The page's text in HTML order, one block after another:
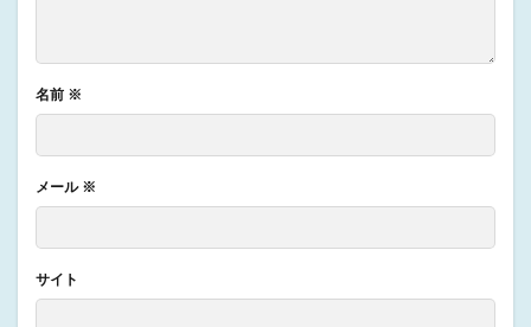
名前 ※
メール ※
サイト